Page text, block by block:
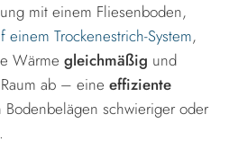
mit einem Fliesenboden,
einem Trockenestrich-System,
Wärmegleichmäßig und
ab – eineeffiziente
schwieriger oder